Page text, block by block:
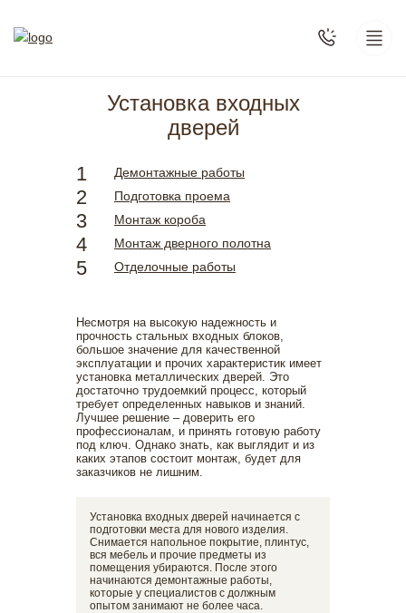
Установка входных
дверей
Демонтажные работы
Подготовка проема
Монтаж короба
Монтаж дверного полотна
Отделочные работы
Несмотря на высокую надежность и
прочность стальных входных блоков,
большое значение для качественной
эксплуатации и прочих характеристик имеет
установка металлических дверей. Это
достаточно трудоемкий процесс, который
требует определенных навыков и знаний.
Лучшее решение – доверить его
профессионалам, и принять готовую работу
под ключ. Однако знать, как выглядит и из
каких этапов состоит монтаж, будет для
заказчиков не лишним.
Установка входных дверей начинается с
подготовки места для нового изделия.
Снимается напольное покрытие, плинтус,
вся мебель и прочие предметы из
помещения убираются. После этого
начинаются демонтажные работы,
которые у специалистов с должным
опытом занимают не более часа.